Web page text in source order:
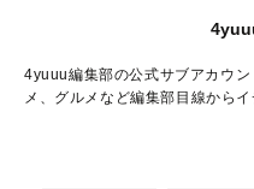
4yuuu編集部の公式サブアカウ
メ、グルメなど編集部目線から